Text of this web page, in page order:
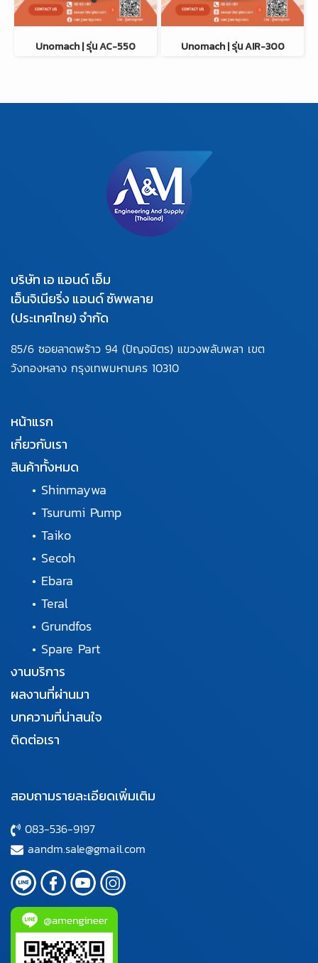
Unomach | รุ่น AC-550 Unomach | รุ่น AIR-300
บริษัท เอ แอนด์ เอ็ม
เอ็นจิเนียริ่ง แอนด์ ซัพพลาย
(ประเทศไทย) จำกัด
85/6 ซอยลาดพร้าว 94 (ปัญจมิตร) แขวงพลับพลา เขต
วังทองหลาง กรุงเทพมหานคร 10310
หน้าแรก
เกี่ยวกับเรา
สินค้าทั้งหมด
• Shinmaywa
• Tsurumi Pump
• Taiko
• Secoh
• Ebara
• Teral
• Grundfos
• Spare Part
งานบริการ
ผลงานที่ผ่านมา
บทความที่น่าสนใจ
ติดต่อเรา
สอบถามรายละเอียดเพิ่มเติม
083-536-9197
aandm.sale@gmail.com